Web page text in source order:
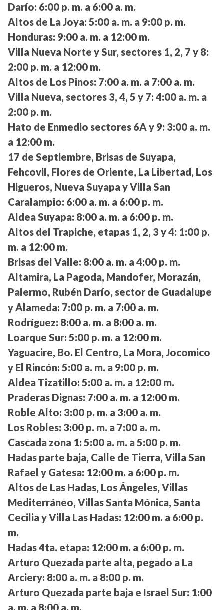
Darío: 6:00 p. m. a 6:00 a. m.
Altos de La Joya: 5:00 a. m. a 9:00 p. m.
Honduras: 9:00 a. m. a 12:00 m.
Villa Nueva Norte y Sur, sectores 1, 2, 7 y 8:
2:00 p. m. a 12:00 m.
Altos de Los Pinos: 7:00 a. m. a 7:00 a. m.
Villa Nueva, sectores 3, 4, 5 y 7: 4:00 a. m. a
2:00 p. m.
Hato de Enmedio sectores 6A y 9: 3:00 a. m.
a 12:00 m.
17 de Septiembre, Brisas de Suyapa,
Fehcovil, Flores de Oriente, La Libertad, Los
Higueros, Nueva Suyapa y Villa San
Caralampio: 6:00 a. m. a 6:00 p. m.
Aldea Suyapa: 8:00 a. m. a 6:00 p. m.
Altos del Trapiche, etapas 1, 2, 3 y 4: 1:00 p.
m. a 12:00 m.
Brisas del Valle: 8:00 a. m. a 4:00 p. m.
Altamira, La Pagoda, Mandofer, Morazán,
Palermo, Rubén Darío, sector de Guadalupe
y Alameda: 7:00 p. m. a 7:00 a. m.
Rodríguez: 8:00 a. m. a 8:00 a. m.
Loarque Sur: 5:00 p. m. a 12:00 m.
Yaguacire, Bo. El Centro, La Mora, Jocomico
y El Rincón: 5:00 a. m. a 9:00 p. m.
Aldea Tizatillo: 5:00 a. m. a 12:00 m.
Praderas Dignas: 7:00 a. m. a 12:00 m.
Roble Alto: 3:00 p. m. a 3:00 a. m.
Los Robles: 3:00 p. m. a 7:00 a. m.
Cascada zona 1: 5:00 a. m. a 5:00 p. m.
Hadas parte baja, Calle de Tierra, Villa San
Rafael y Gatesa: 12:00 m. a 6:00 p. m.
Altos de Las Hadas, Los Ángeles, Villas
Mediterráneo, Villas Santa Mónica, Santa
Cecilia y Villa Las Hadas: 12:00 m. a 6:00 p.
m.
Hadas 4ta. etapa: 12:00 m. a 6:00 p. m.
Arturo Quezada parte alta, pegado a La
Arciery: 8:00 a. m. a 8:00 p. m.
Arturo Quezada parte baja e Israel Sur: 1:00